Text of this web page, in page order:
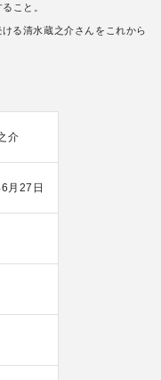
こと。
る清水蔵之介さんをこれから
介
月27日